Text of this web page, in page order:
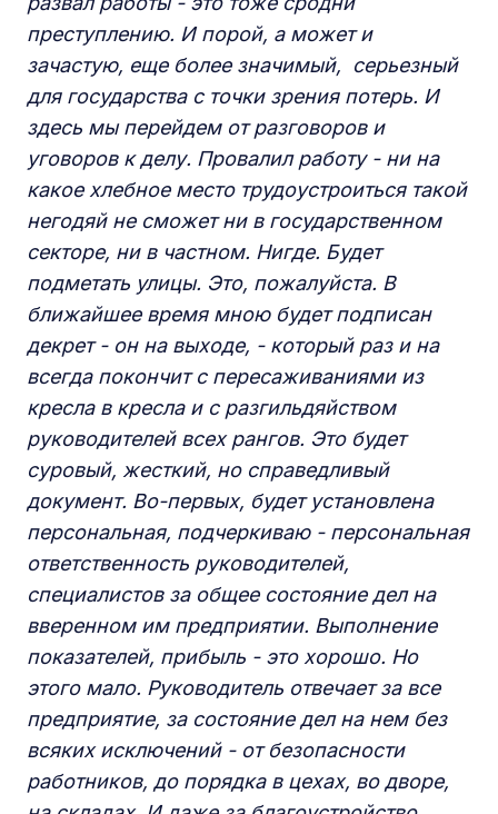
преступлению. И порой, а может и
зачастую, еще более значимый, серьезный
для государства с точки зрения потерь. И
здесь мы перейдем от разговоров и
уговоров к делу. Провалил работу - ни на
какое хлебное место трудоустроиться такой
негодяй не сможет ни в государственном
секторе, ни в частном. Нигде. Будет
подметать улицы. Это, пожалуйста. В
ближайшее время мною будет подписан
декрет - он на выходе, - который раз и на
всегда покончит с пересаживаниями из
кресла в кресла и с разгильдяйством
руководителей всех рангов. Это будет
суровый, жесткий, но справедливый
документ. Во-первых, будет установлена
персональная, подчеркиваю - персональная
ответственность руководителей,
специалистов за общее состояние дел на
вверенном им предприятии. Выполнение
показателей, прибыль - это хорошо. Но
этого мало. Руководитель отвечает за все
предприятие, за состояние дел на нем без
всяких исключений - от безопасности
работников, до порядка в цехах, во дворе,